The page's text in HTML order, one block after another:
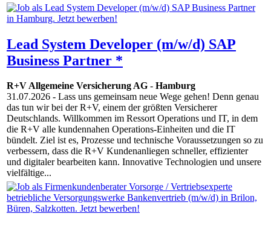
Lead System Developer (m/w/d) SAP
Business Partner *
R+V Allgemeine Versicherung AG - Hamburg
31.07.2026 - Lass uns gemeinsam neue Wege gehen! Denn genau
das tun wir bei der R+V, einem der größten Versicherer
Deutschlands. Willkommen im Ressort Operations und IT, in dem
die R+V alle kundennahen Operations-Einheiten und die IT
bündelt. Ziel ist es, Prozesse und technische Voraussetzungen so zu
verbessern, dass die R+V Kundenanliegen schneller, effizienter
und digitaler bearbeiten kann. Innovative Techno­logien und unsere
vielfältige...